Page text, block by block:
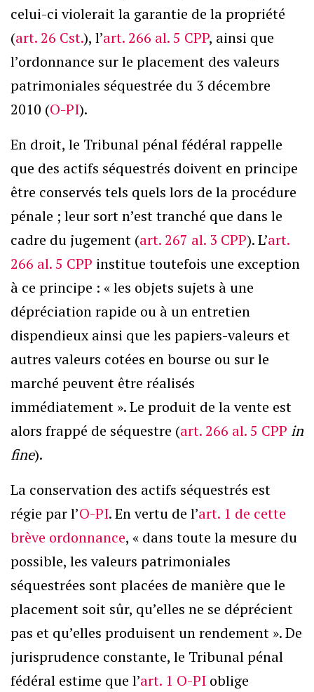
celui-ci violerait la garantie de la propriété
(art. 26 Cst.), l’art. 266 al. 5 CPP, ainsi que
l’ordonnance sur le placement des valeurs
patrimoniales séquestrée du 3 décembre
2010 (O-PI).
En droit, le Tribunal pénal fédéral rappelle
que des actifs séquestrés doivent en principe
être conservés tels quels lors de la procédure
pénale ; leur sort n’est tranché que dans le
cadre du jugement (art. 267 al. 3 CPP). L’art.
266 al. 5 CPP institue toutefois une exception
à ce principe : « les objets sujets à une
dépréciation rapide ou à un entretien
dispendieux ainsi que les papiers-valeurs et
autres valeurs cotées en bourse ou sur le
marché peuvent être réalisés
immédiatement ». Le produit de la vente est
alors frappé de séquestre (art. 266 al. 5 CPP in
fine).
La conservation des actifs séquestrés est
régie par l’O-PI. En vertu de l’art. 1 de cette
brève ordonnance, « dans toute la mesure du
possible, les valeurs patrimoniales
séquestrées sont placées de manière que le
placement soit sûr, qu’elles ne se déprécient
pas et qu’elles produisent un rendement ». De
jurisprudence constante, le Tribunal pénal
fédéral estime que l’art. 1 O-PI oblige